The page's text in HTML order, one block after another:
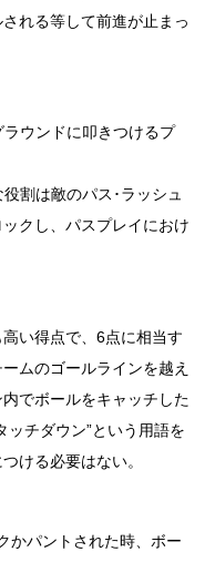
れる等して前進が止まっ
ウンドに叩きつけるプ
割は敵のパス･ラッシュ
クし、パスプレイにおけ
い得点で、6点に相当す
ムのゴールラインを越え
でボールをキャッチした
ッチダウン”という用語を
ける必要はない。
かパントされた時、ボー